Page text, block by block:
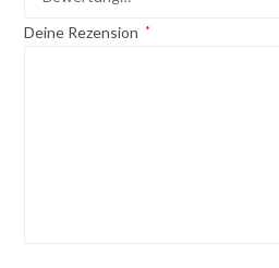
Deine Rezension *